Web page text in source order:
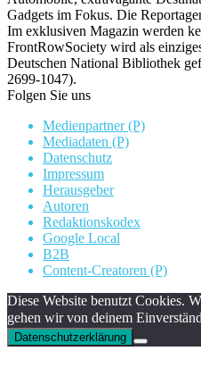
Gadgets im Fokus. Die
Im exklusiven Magazin werden
FrontRowSociety wird als
Deutschen National Bibliothek
2699-1047).
Folgen Sie uns
Medienpartner (P)
Mediadaten (P)
Datenschutz
Impressum
Herausgeber
Autoren
Redaktionskodex
Google Local
B2B
Content-Creatoren (P)
Diese Website benutzt Cookies.
gehen wir von deinem
Datenschutzerklärung